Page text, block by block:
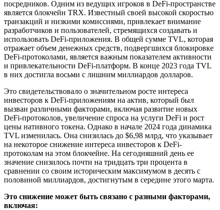
посредников. Одним из ведущих игроков в DeFi-пространстве
является блокчейн TRX. Известный своей высокой скоростью
транзакций и низкими комиссиями, привлекает внимание
разработчиков и пользователей, стремящихся создавать и
использовать DeFi-приложения. В общей сумме TVL, которая
отражает объем денежных средств, подвергшихся блокировке
DeFi-протоколами, является важным показателем активности
и привлекательности DeFi-платформ. В конце 2023 года TVL
в них достигла восьми с лишним миллиардов долларов.
Это свидетельствовало о значительном росте интереса
инвесторов к DeFi-приложениям на актив, который был
вызван различными факторами, включая развитие новых
DeFi-протоколов, увеличение спроса на услуги DeFi и рост
цены нативного токена. Однако в начале 2024 года динамика
TVL изменилась. Она снизилась до $6,98 млрд, что указывает
на некоторое снижение интереса инвесторов к DeFi-
протоколам на этом блокчейне. На сегодняшний день ее
значение снизилось почти на тридцать три процента в
сравнении со своим историческим максимумом в десять с
половиной миллиардов, достигнутым в середине этого марта.
Это снижение может быть связано с разными факторами,
включая: